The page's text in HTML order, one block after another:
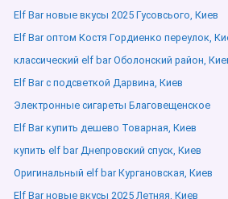
Elf Bar новые вкусы 2025 Гусовсього, Киев
Elf Bar оптом Костя Гордиенко переулок,
классический elf bar Оболонский район,
Elf Bar с подсветкой Дарвина, Киев
Электронные сигареты Благовещенское
Elf Bar купить дешево Товарная, Киев
купить elf bar Днепровский спуск, Киев
Оригинальный elf bar Кургановская, Киев
Elf Bar новые вкусы 2025 Летняя, Киев